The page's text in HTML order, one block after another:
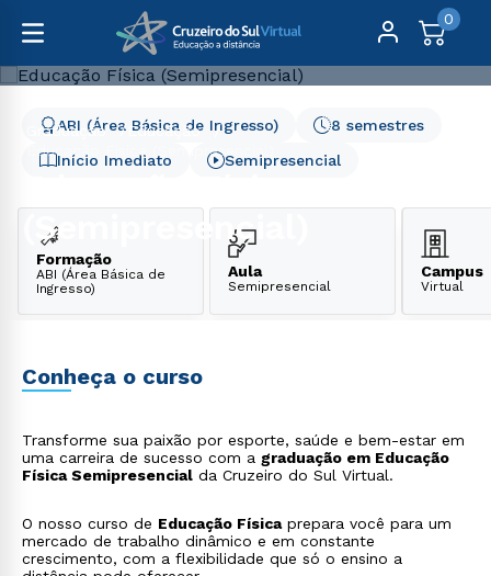
0
Graduação
Educação
Educação Física (Semipresencial)
(Semipresencial)
Início Imediato
8 semestres
ABI (Área Básica de Ingresso)
Semipresencial
Formação
ABI (Área Básica de
Ingresso)
Aula
Semipresencial
Campus
Virtual
Conheça o curso
Transforme sua paixão por esporte, saúde e bem-estar em
uma carreira de sucesso com a graduação em Educação
Física Semipresencial da Cruzeiro do Sul Virtual.
O nosso curso de Educação Físicaprepara você para um
mercado de trabalho dinâmico e em constante
crescimento, com a flexibilidade que só o ensino a